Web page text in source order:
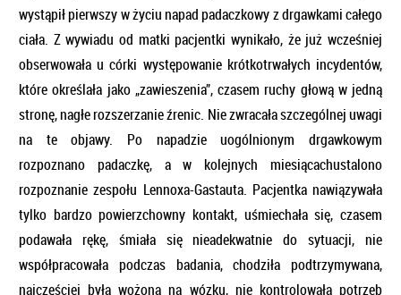
wystąpił pierwszy w życiu napad padaczkowy z drgawkami całego
ciała. Z wywiadu od matki pacjentki wynikało, że już wcześniej
obserwowała u córki występowanie krótkotrwałych incydentów,
które określała jako „zawieszenia”, czasem ruchy głową w jedną
stronę, nagłe rozszerzanie źrenic. Nie zwracała szczególnej uwagi
na te objawy. Po napadzie uogólnionym drgawkowym
rozpoznano padaczkę, a w kolejnych miesiącachustalono
rozpoznanie zespołu Lennoxa-Gastauta. Pacjentka nawiązywała
tylko bardzo powierzchowny kontakt, uśmiechała się, czasem
podawała rękę, śmiała się nieadekwatnie do sytuacji, nie
współpracowała podczas badania, chodziła podtrzymywana,
najczęściej była wożona na wózku, nie kontrolowała potrzeb